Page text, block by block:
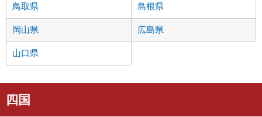
鳥取県 島根県
岡山県 広島県
山口県
四国